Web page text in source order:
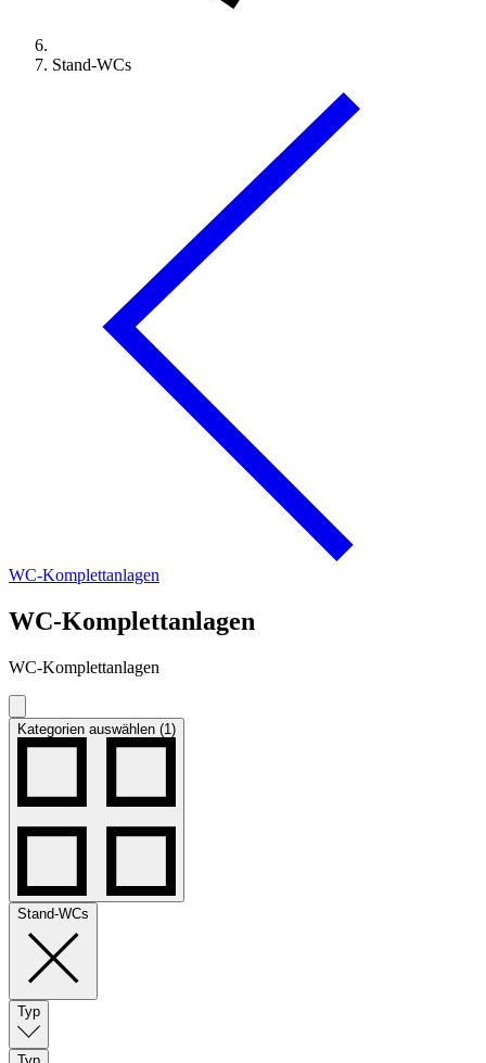
Stand-WCs
WC-Komplettanlagen
WC-Komplettanlagen
WC-Komplettanlagen
Kategorien auswählen (1)
Stand-WCs
Typ